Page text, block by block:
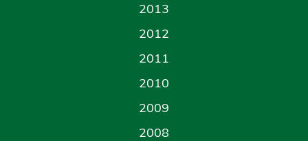
2013
2012
2011
2010
2009
2008